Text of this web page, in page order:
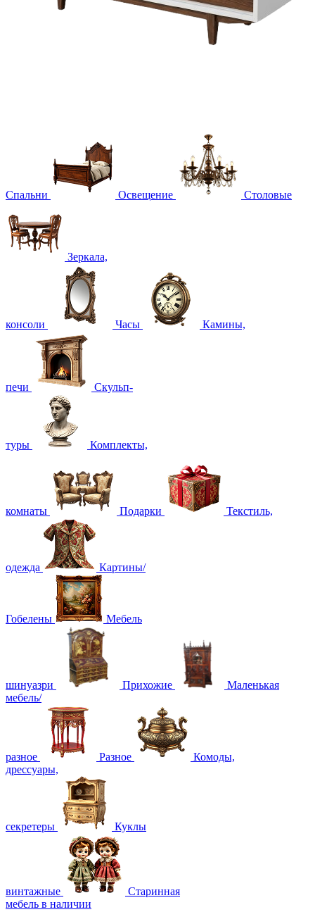
Спальни Освещение Столовые
Зеркала,
консоли Часы Камины,
печи Скульп-
туры Комплекты,
комнаты Подарки Текстиль,
одежда Картины/
Гобелены Мебель
шинуазри Прихожие
Маленькая
мебель/
разное Разное
Комоды,
дрессуары,
секретеры Куклы
винтажные
Старинная
мебель в наличии